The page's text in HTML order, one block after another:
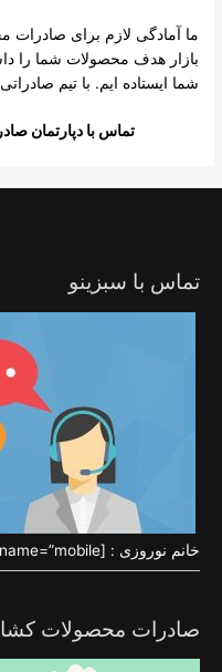
ما آمادگی لازم برای
بازار هدف محصولات شما را
شما ایستاده ایم. با تیم صادراتی
تماس با دپارتمان صادرات
تماس با سبزینو
خانم نوروزی : [icon name=”mobile”]
صادرات محصولات